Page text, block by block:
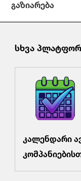
გაზიარება
სხვა
კალენდარი